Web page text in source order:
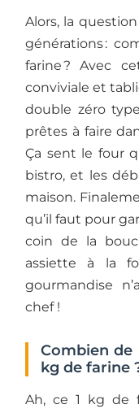
Alors, la
générations :
farine ? Avec
conviviale et
double zéro
prêtes à faire
Ça sent le four
bistro, et les
maison.
qu’il faut pour
coin de la
assiette à la
gourmandise
chef !
Combien de
kg de farine
Ah, ce 1 kg de